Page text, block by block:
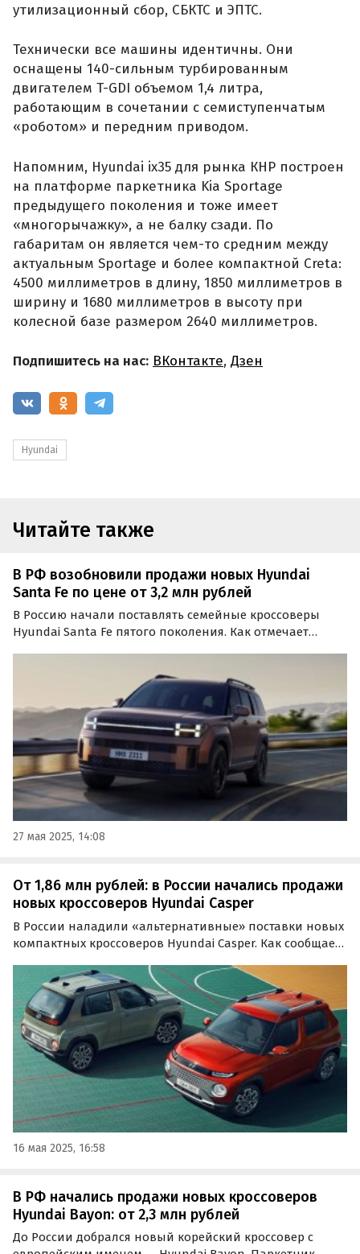
утилизационный сбор, СБКТС и ЭПТС.
Технически все машины идентичны. Они
оснащены 140-сильным турбированным
двигателем T-GDI объемом 1,4 литра,
работающим в сочетании с семиступенчатым
«роботом» и передним приводом.
Напомним, Hyundai ix35 для рынка КНР построен
на платформе паркетника Kia Sportage
предыдущего поколения и тоже имеет
«многорычажку», а не балку сзади. По
габаритам он является чем-то средним между
актуальным Sportage и более компактной Creta:
4500 миллиметров в длину, 1850 миллиметров в
ширину и 1680 миллиметров в высоту при
колесной базе размером 2640 миллиметров.
Подпишитесь на нас: ВКонтакте, Дзен
Hyundai
Читайте также
В РФ возобновили продажи новых Hyundai
Santa Fe по цене от 3,2 млн рублей
В Россию начали поставлять семейные кроссоверы
Hyundai Santa Fe пятого поколения. Как отмечает
поколения, а цены на одном из классифайдов стартуют
27 мая 2025, 14:08
От 1,86 млн рублей: в России начались продажи
новых кроссоверов Hyundai Casper
В России наладили «альтернативные» поставки новых
компактных кроссоверов Hyundai Casper. Как сообщает
продаже есть, по крайней мере, два автомобиля: один
под заказ и один в наличии.
16 мая 2025, 16:58
В РФ начались продажи новых кроссоверов
Hyundai Bayon: от 2,3 млн рублей
До России добрался новый корейский кроссовер с